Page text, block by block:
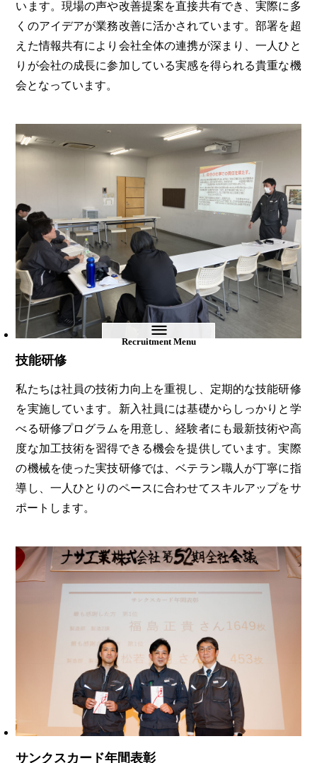
Recruitment Menu
います。現場の声や改善提案を直接共有でき、実際に多
くのアイデアが業務改善に活かされています。部署を超
えた情報共有により会社全体の連携が深まり、一人ひと
りが会社の成長に参加している実感を得られる貴重な機
会となっています。
技能研修
私たちは社員の技術力向上を重視し、定期的な技能研修
を実施しています。新入社員には基礎からしっかりと学
べる研修プログラムを用意し、経験者にも最新技術や高
度な加工技術を習得できる機会を提供しています。実際
の機械を使った実技研修では、ベテラン職人が丁寧に指
導し、一人ひとりのペースに合わせてスキルアップをサ
ポートします。
サンクスカード年間表彰